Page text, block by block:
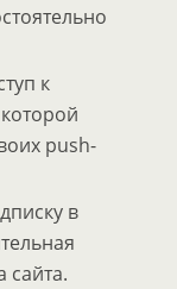
к
push-
в
сайта.